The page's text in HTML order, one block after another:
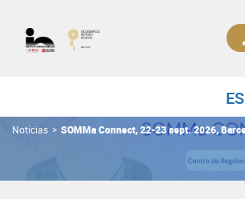
content
Noticias > SOMMa Connect, 22-23 sept. 2026,